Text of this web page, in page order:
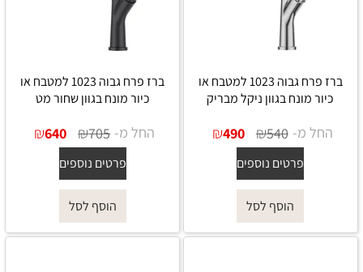
ברז פרח גבוה 1023 למטבח או
כיור מונח בגוון ניקל מבריק
החל מ- ₪540
₪490
פרטים נוספים
הוסף לסל
ברז פרח גבוה 1023 למטבח או
כיור מונח בגוון שחור מט
החל מ- ₪705
₪640
פרטים נוספים
הוסף לסל